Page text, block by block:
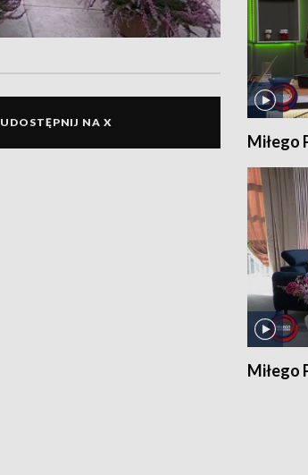
UDOSTĘPNIJ NA X
Miłego
Miłego